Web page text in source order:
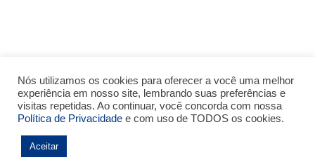
Nós utilizamos os cookies para oferecer a você uma melhor
experiência em nosso site, lembrando suas preferências e
visitas repetidas. Ao continuar, você concorda com nossa
Política de Privacidade e com uso de TODOS os cookies.
Aceitar